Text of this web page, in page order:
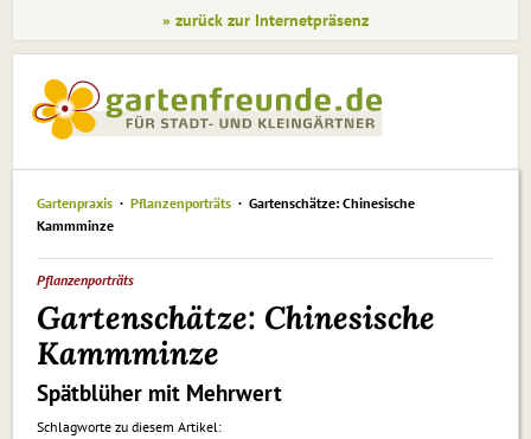
» zurück zur Internetpräsenz
Gartenpraxis Pflanzenporträts
Gartenschätze: Chinesische
Kammminze
Pflanzenporträts
Gartenschätze: Chinesische
Kammminze
Spätblüher mit Mehrwert
Schlagworte zu diesem Artikel: